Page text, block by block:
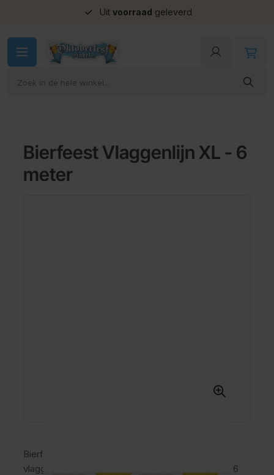
Uit voorraad geleverd
Bierfeest Vlaggenlijn XL - 6
meter
Bierfeest Vlaggenlijn XL - 6 meter. Inhoud: 1
vlaggenlijn. Kleur: Meerkleurig. Deze vlaggenlijn is 6